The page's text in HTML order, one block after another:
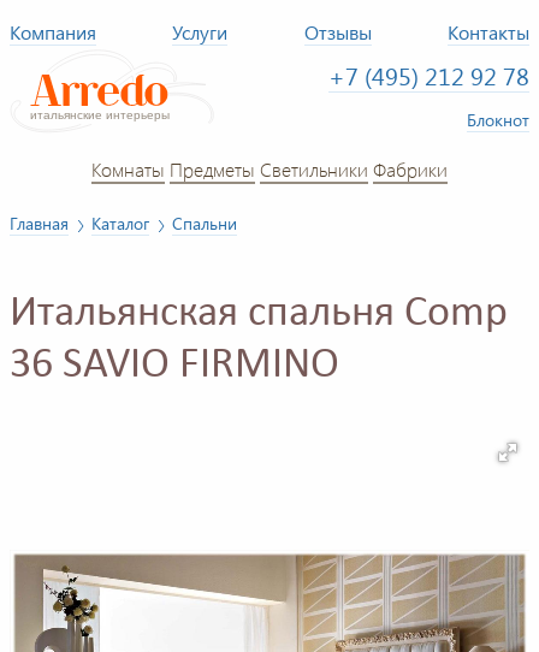
Компания Услуги Отзывы Контакты
+7 (495) 212 92 78
Блокнот
Комнаты Предметы Светильники Фабрики
Главная Каталог Спальни
Итальянская спальня Comp
36 SAVIO FIRMINO